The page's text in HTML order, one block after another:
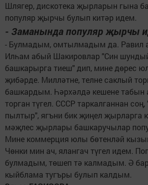
Шлягер, дискотека җырларын гына
популяр җырчы булып китәр идем.
- Заманында популяр җырчы
- Булмадым, омтылмадым да. Равил
Илһам абый Шакировлар "Син
башкарырга тиеш" дип, мине дөрес
җибәрде. Милләтне, телне саклый
башкардым. Һәрхәлдә кешене табын
торган түгел. СССР таркалганнан
пылтыр", ягъни бик җиңел җырларга
мәҗлес җырлары башкаручылар
Мине коммерция юлы бөтенләй
Чөнки мин ач, ялангач түгел идем.
булмадым, төшеп тә калмадым. Ә
кыйблама тугъры булып калдым.